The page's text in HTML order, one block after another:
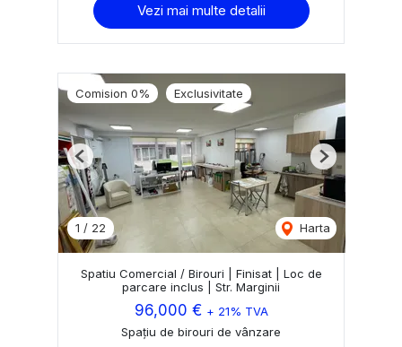
Vezi mai multe detalii
Comision 0% Exclusivitate
1 / 22 Harta
Previous Next
Spatiu Comercial / Birouri | Finisat | Loc de
parcare inclus | Str. Marginii
96,000 € + 21% TVA
Spațiu de birouri de vânzare